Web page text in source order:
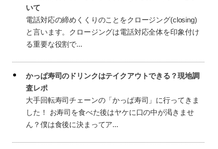
いて
電話対応の締めくくりのことをクロージング(closing)
と言います。クロージングは電話対応全体を印象付け
る重要な役割で...
かっぱ寿司のドリンクはテイクアウトできる？現地調
査レポ
大手回転寿司チェーンの「かっぱ寿司」に行ってきま
した！ お寿司を食べた後はヤケに口の中が渇きませ
ん？僕は食後に決まってア...